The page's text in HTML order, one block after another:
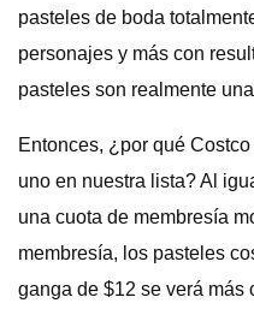
pasteles de boda
personajes y más con
pasteles son realmente
Entonces, ¿por qué
uno en nuestra lista? Al
una cuota de membresía
membresía, los pasteles
ganga de $12 se verá más